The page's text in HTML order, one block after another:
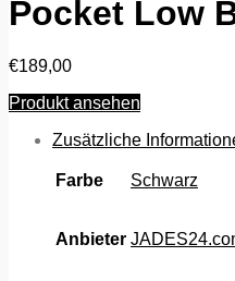
Pocket Low
€189,00
Produkt ansehen
Zusätzliche
Farbe Schwarz
Anbieter